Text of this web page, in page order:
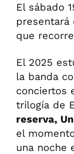
El sábado
presentará
que
El 2025
la banda
conciertos
trilogía de
reserva,
el
una noche